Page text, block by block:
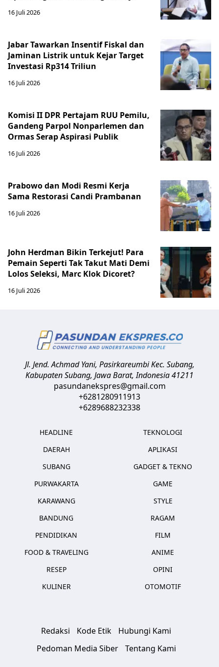
16 Juli 2026
Jabar Tawarkan Insentif Fiskal dan
Jaminan Listrik untuk Kejar Target
Investasi Rp314 Triliun
16 Juli 2026
Komisi II DPR Pertajam RUU Pemilu,
Gandeng Parpol Nonparlemen dan
Ormas Serap Aspirasi Publik
16 Juli 2026
Prabowo dan Modi Resmi Kerja
Sama Restorasi Candi Prambanan
16 Juli 2026
John Herdman Bikin Terkejut! Para
Pemain Seperti Tak Takut Mati Demi
Lolos Seleksi, Marc Klok Dicoret?
16 Juli 2026
Jl. Jend. Achmad Yani, Pasirkareumbi Kec. Subang,
Kabupaten Subang, Jawa Barat,Indonesia41211
pasundanekspres@gmail.com
+6281280911913
+6289688232338
HEADLINE
DAERAH
SUBANG
PURWAKARTA
KARAWANG
BANDUNG
PENDIDIKAN
FOOD & TRAVELING
RESEP
KULINER
TEKNOLOGI
APLIKASI
GADGET & TEKNO
GAME
STYLE
RAGAM
FILM
ANIME
OPINI
OTOMOTIF
Redaksi Kode Etik
Hubungi Kami
Pedoman Media Siber
Tentang Kami